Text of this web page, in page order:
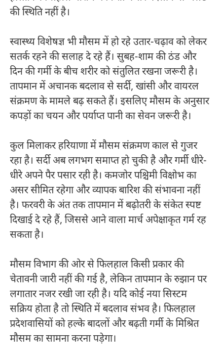
की स्थिति नहीं है।
स्वास्थ्य विशेषज्ञ भी मौसम में हो रहे उतार-चढ़ाव को लेकर
सतर्क रहने की सलाह दे रहे हैं। सुबह-शाम की ठंड और
दिन की गर्मी के बीच शरीर को संतुलित रखना जरूरी है।
तापमान में अचानक बदलाव से सर्दी, खांसी और वायरल
संक्रमण के मामले बढ़ सकते हैं। इसलिए मौसम के अनुसार
कपड़ों का चयन और पर्याप्त पानी का सेवन जरूरी है।
कुल मिलाकर हरियाणा में मौसम संक्रमण काल से गुजर
रहा है। सर्दी अब लगभग समाप्त हो चुकी है और गर्मी धीरे-
धीरे अपने पैर पसार रही है। कमजोर पश्चिमी विक्षोभ का
असर सीमित रहेगा और व्यापक बारिश की संभावना नहीं
है। फरवरी के अंत तक तापमान में बढ़ोतरी के संकेत स्पष्ट
दिखाई दे रहे हैं, जिससे आने वाला मार्च अपेक्षाकृत गर्म रह
सकता है।
मौसम विभाग की ओर से फिलहाल किसी प्रकार की
चेतावनी जारी नहीं की गई है, लेकिन तापमान के रुझान पर
लगातार नजर रखी जा रही है। यदि कोई नया सिस्टम
सक्रिय होता है तो स्थिति में बदलाव संभव है। फिलहाल
प्रदेशवासियों को हल्के बादलों और बढ़ती गर्मी के मिश्रित
मौसम का सामना करना पड़ेगा।